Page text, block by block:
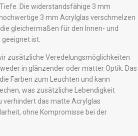
Die widerstandsfähige 3 mm
3 mm Acrylglas verschmelzen
gleichermaßen für den Innen- und
ist.
zusätzliche Veredelungsmöglichkeiten
in glänzender oder matter Optik. Das
Farben zum Leuchten und kann
was zusätzliche Lebendigkeit
verhindert das matte Acrylglas
ohne Kompromisse bei der